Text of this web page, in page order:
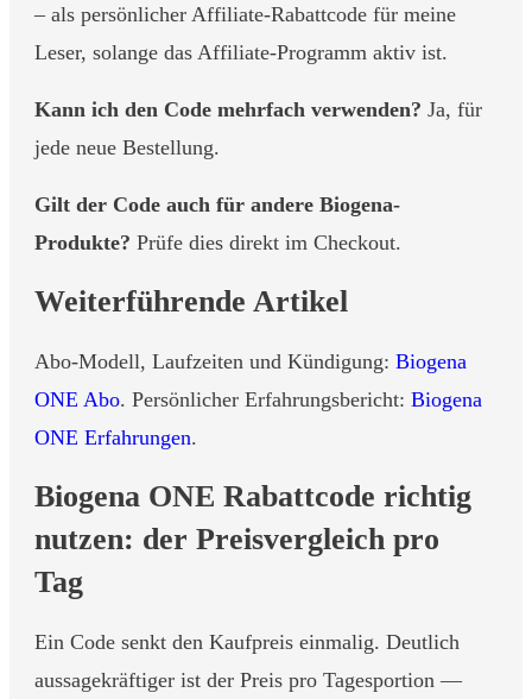
– als persönlicher Affiliate-Rabattcode für meine
Leser, solange das Affiliate-Programm aktiv ist.
Kann ich den Code mehrfach verwenden? Ja, für
jede neue Bestellung.
Gilt der Code auch für andere Biogena-
Produkte? Prüfe dies direkt im Checkout.
Weiterführende Artikel
Abo-Modell, Laufzeiten und Kündigung: Biogena
ONE Abo. Persönlicher Erfahrungsbericht: Biogena
ONE Erfahrungen.
Biogena ONE Rabattcode richtig
nutzen: der Preisvergleich pro
Tag
Ein Code senkt den Kaufpreis einmalig. Deutlich
aussagekräftiger ist der Preis pro Tagesportion —